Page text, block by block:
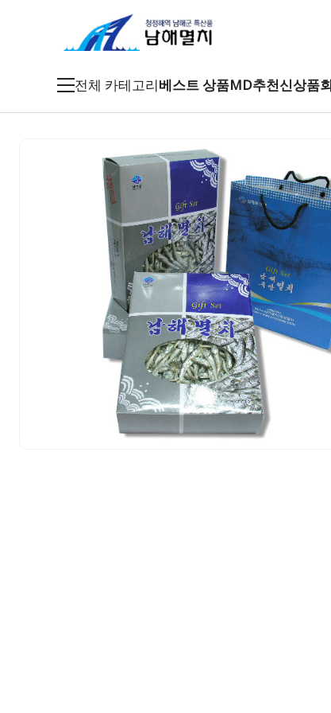
전체 카테고리
특품멸치
남해멸치
특산건어물
남해특산품
베스트 상품MD추천신상품